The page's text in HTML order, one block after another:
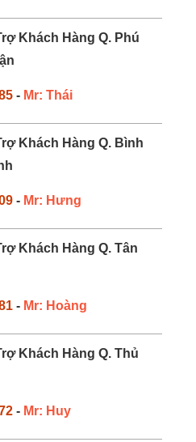
Khách Hàng Q. Phú
- Mr: Thái
Khách Hàng Q. Bình
- Mr: Hưng
Khách Hàng Q. Tân
- Mr: Hoàng
Khách Hàng Q. Thủ
- Mr: Huy